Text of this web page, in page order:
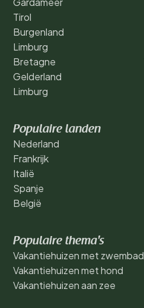
Tirol
Burgenland
Limburg
Bretagne
Gelderland
Limburg
Populaire landen
Nederland
Frankrijk
Italië
Spanje
België
Populaire thema's
Vakantiehuizen met zwembad
Vakantiehuizen met hond
Vakantiehuizen aan zee